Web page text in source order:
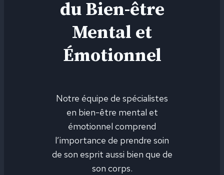
du Bien-être
Mental et
Émotionnel
Notre équipe de spécialistes
en bien-être mental et
émotionnel comprend
l’importance de prendre soin
de son esprit aussi bien que de
son corps.